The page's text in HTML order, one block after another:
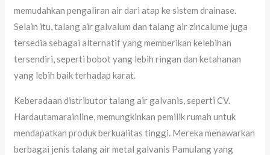
memudahkan pengaliran air dari atap ke sistem drainase.
Selain itu, talang air galvalum dan talang air zincalume juga
tersedia sebagai alternatif yang memberikan kelebihan
tersendiri, seperti bobot yang lebih ringan dan ketahanan
yang lebih baik terhadap karat.
Keberadaan distributor talang air galvanis, seperti CV.
Hardautamarainline, memungkinkan pemilik rumah untuk
mendapatkan produk berkualitas tinggi. Mereka menawarkan
berbagai jenis talang air metal galvanis Pamulang yang